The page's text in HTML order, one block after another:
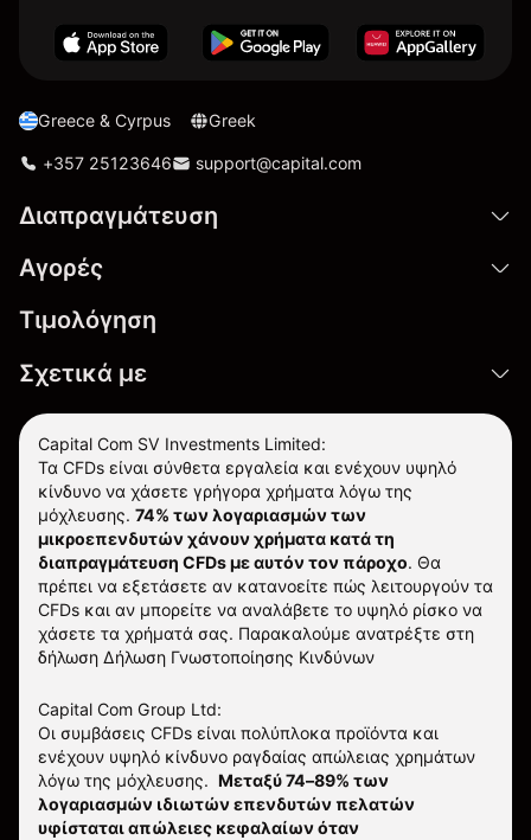
Greece & Cyrpus Greek
+357 25123646 support@capital.com
Διαπραγμάτευση
Αγορές
Τιμολόγηση
Σχετικά με
Capital Com SV Investments Limited:
Τα CFDs είναι σύνθετα εργαλεία και ενέχουν υψηλό
κίνδυνο να χάσετε γρήγορα χρήματα λόγω της
μόχλευσης. 74% των λογαριασμών των
μικροεπενδυτών χάνουν χρήματα κατά τη
διαπραγμάτευση CFDs με αυτόν τον πάροχο. Θα
πρέπει να εξετάσετε αν κατανοείτε πώς λειτουργούν τα
CFDs και αν μπορείτε να αναλάβετε το υψηλό ρίσκο να
χάσετε τα χρήματά σας. Παρακαλούμε ανατρέξτε στη
δήλωση Δήλωση Γνωστοποίησης Κινδύνων
Capital Com Group Ltd:
Οι συμβάσεις CFDs είναι πολύπλοκα προϊόντα και
ενέχουν υψηλό κίνδυνο ραγδαίας απώλειας χρημάτων
λόγω της μόχλευσης. Μεταξύ 74–89% των
λογαριασμών ιδιωτών επενδυτών πελατών
υφίσταται απώλειες κεφαλαίων όταν